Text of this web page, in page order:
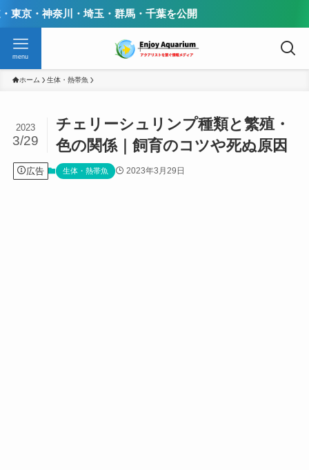
埼玉・群馬・千葉を公開
menu
ホーム 生体・熱帯魚
チェリーシュリンプ種類と繁殖・
色の関係｜飼育のコツや死ぬ原因
2023
3/29
広告 生体・熱帯魚 2023年3月29日